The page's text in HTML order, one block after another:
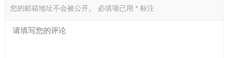
您的邮箱地址不会被公开。 必填项已用 *标注